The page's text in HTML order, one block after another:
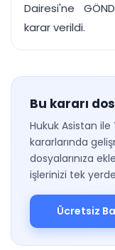
Dairesi'ne
karar verildi.
Bu kararı
Hukuk Asistan ile
kararlarında
dosyalarınıza
işlerinizi tek
Ücretsiz